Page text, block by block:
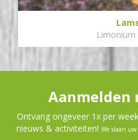
Ontvang ongeveer 1x per
nieuws & activiteiten! We slaan